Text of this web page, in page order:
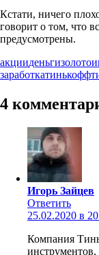
Кстати, ничего
говорит о том, что
предусмотрены.
акцииденьгизолото
заработкатинькофф
4
Игорь Зайцев
Ответить
25.02.2020 в
Компания